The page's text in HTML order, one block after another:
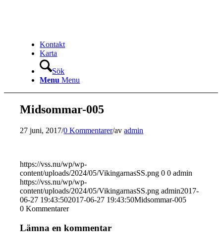
Kontakt
Karta
Sök
Menu Menu
Midsommar-005
27 juni, 2017/0 Kommentarer/avadmin
https://vss.nu/wp/wp-
content/uploads/2024/05/VikingarnasSS.png 0 0 admin
https://vss.nu/wp/wp-
content/uploads/2024/05/VikingarnasSS.png admin2017-
06-27 19:43:502017-06-27 19:43:50Midsommar-005
0 Kommentarer
Lämna en kommentar